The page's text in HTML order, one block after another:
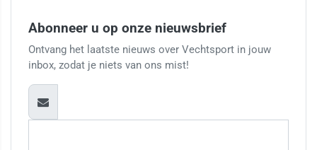
Abonneer u op onze nieuwsbrief
Ontvang het laatste nieuws over Vechtsport in jouw
inbox, zodat je niets van ons mist!